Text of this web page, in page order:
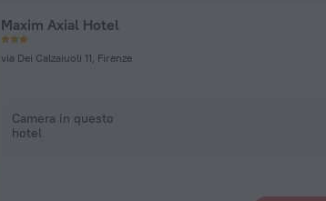
Maxim Axial Hotel
via Dei Calzaiuoli 11, Firenze
Camera in questo
hotel